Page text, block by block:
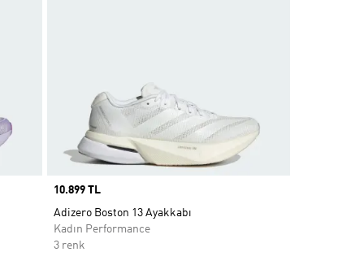
Price
10.899 TL
Adizero Boston 13 Ayakkabı
Kadın Performance
3 renk